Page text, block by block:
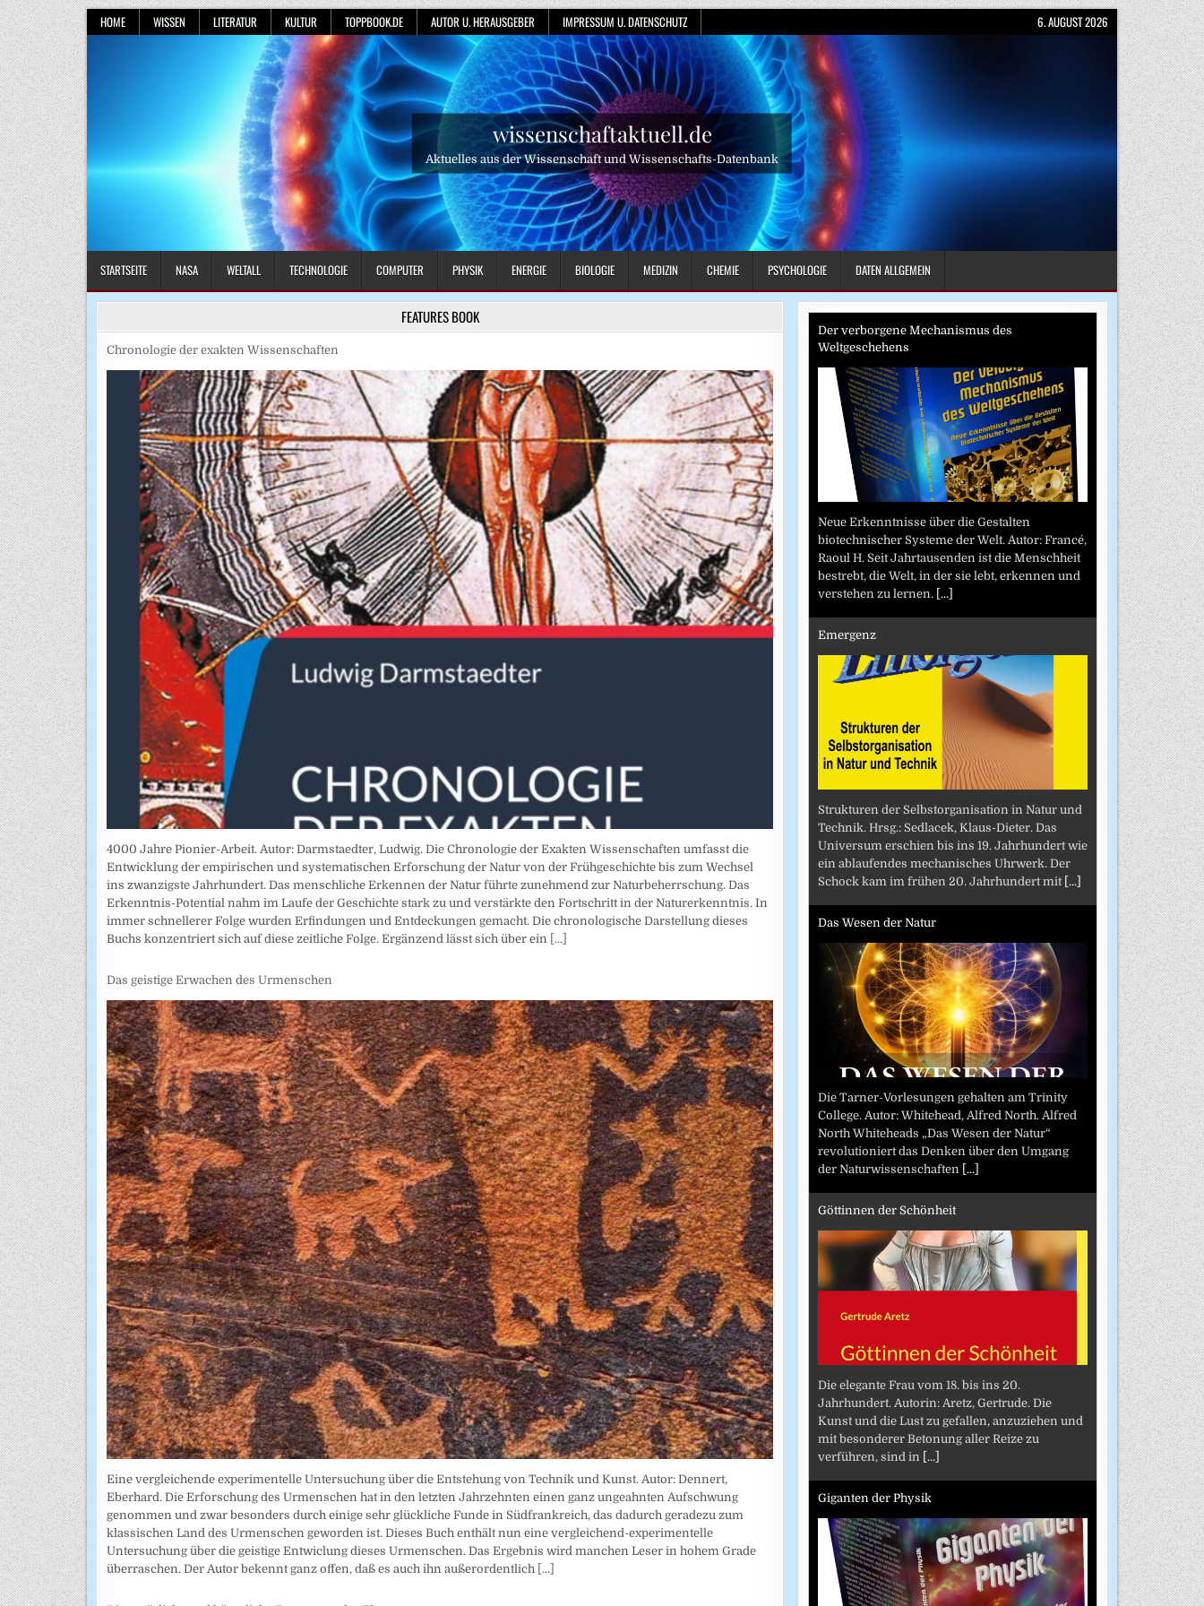
Skip
to
content
HOME WISSEN LITERATUR KULTUR TOPPBOOK.DE AUTOR U. HERAUSGEBER IMPRESSUM U. DATENSCHUTZ 6. AUGUST 2026
wissenschaftaktuell.de
Aktuelles aus der Wissenschaft und Wissenschafts-Datenbank
STARTSEITE NASA WELTALL TECHNOLOGIE COMPUTER PHYSIK ENERGIE BIOLOGIE MEDIZIN CHEMIE PSYCHOLOGIE DATEN ALLGEMEIN
FEATURES BOOK
Chronologie der exakten Wissenschaften
4000 Jahre Pionier-Arbeit. Autor: Darmstaedter, Ludwig. Die Chronologie der Exakten Wissenschaften umfasst die
Entwicklung der empirischen und systematischen Erforschung der Natur von der Frühgeschichte bis zum Wechsel
ins zwanzigste Jahrhundert. Das menschliche Erkennen der Natur führte zunehmend zur Naturbeherrschung. Das
Erkenntnis-Potential nahm im Laufe der Geschichte stark zu und verstärkte den Fortschritt in der Naturerkenntnis. In
immer schnellerer Folge wurden Erfindungen und Entdeckungen gemacht. Die chronologische Darstellung dieses
Buchs konzentriert sich auf diese zeitliche Folge. Ergänzend lässt sich über ein [...]
Das geistige Erwachen des Urmenschen
Eine vergleichende experimentelle Untersuchung über die Entstehung von Technik und Kunst. Autor: Dennert,
Eberhard. Die Erforschung des Urmenschen hat in den letzten Jahrzehnten einen ganz ungeahnten Aufschwung
genommen und zwar besonders durch einige sehr glückliche Funde in Südfrankreich, das dadurch geradezu zum
klassischen Land des Urmenschen geworden ist. Dieses Buch enthält nun eine vergleichend-experimentelle
Untersuchung über die geistige Entwiclung dieses Urmenschen. Das Ergebnis wird manchen Leser in hohem Grade
überraschen. Der Autor bekennt ganz offen, daß es auch ihn außerordentlich [...]
Der verborgene Mechanismus des
Weltgeschehens
Neue Erkenntnisse über die Gestalten
biotechnischer Systeme der Welt. Autor: Francé,
Raoul H. Seit Jahrtausenden ist die Menschheit
bestrebt, die Welt, in der sie lebt, erkennen und
verstehen zu lernen. [...]
Emergenz
Strukturen der Selbstorganisation in Natur und
Technik. Hrsg.: Sedlacek, Klaus-Dieter. Das
Universum erschien bis ins 19. Jahrhundert wie
ein ablaufendes mechanisches Uhrwerk. Der
Schock kam im frühen 20. Jahrhundert mit [...]
Das Wesen der Natur
Die Tarner-Vorlesungen gehalten am Trinity
College. Autor: Whitehead, Alfred North. Alfred
North Whiteheads „Das Wesen der Natur“
revolutioniert das Denken über den Umgang
der Naturwissenschaften [...]
Göttinnen der Schönheit
Die elegante Frau vom 18. bis ins 20.
Jahrhundert. Autorin: Aretz, Gertrude. Die
Kunst und die Lust zu gefallen, anzuziehen und
mit besonderer Betonung aller Reize zu
verführen, sind in [...]
Giganten der Physik